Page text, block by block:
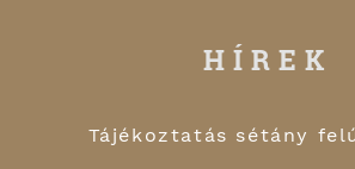
HÍREK
Tájékoztatás sétány